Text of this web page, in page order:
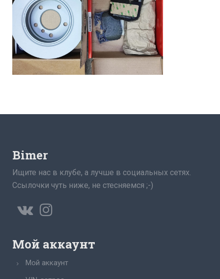
Bimer
Ищите нас в клубе, а лучше в социальных сетях.
Ссылочки чуть ниже, не стесняемся ;-)
Мой аккаунт
Мой аккаунт